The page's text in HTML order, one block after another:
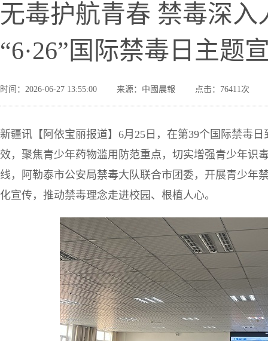
无毒护航青春 禁毒深
“6·26”国际禁毒日主题
时间：2026-06-27 13:55:00 来源：中國晨報 点击：76411次
新疆讯【阿依宝丽报道】6月25日，在第39个国际禁毒
效，聚焦青少年药物滥用防范重点，切实增强青少年识
线，阿勒泰市公安局禁毒大队联合市团委，开展青少年
化宣传，推动禁毒理念走进校园、根植人心。